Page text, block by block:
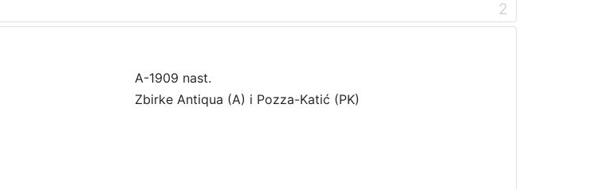
2
A-1909 nast.
Zbirke Antiqua (A) i Pozza-Katić (PK)